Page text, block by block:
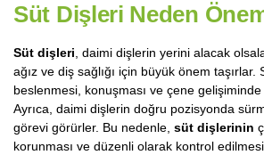
Süt Dişleri Neden
Süt dişleri , daimi dişlerin yerini alacak
ağız ve diş sağlığı için büyük önem taşırlar.
beslenmesi, konuşması ve çene
Ayrıca, daimi dişlerin doğru pozisyonda
görevi görürler. Bu nedenle, süt dişlerinin
korunması ve düzenli olarak kontrol